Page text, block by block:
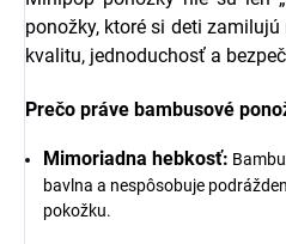
ponožky, ktoré si deti
kvalitu, jednoduchosť a
Prečo práve bambusové
Mimoriadna hebkosť:
bavlna a nespôsobuje
pokožku.